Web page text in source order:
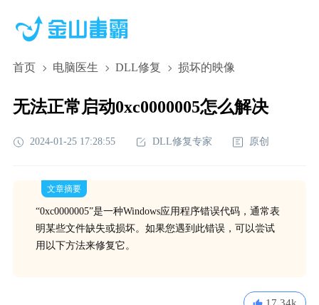
首页 电脑医生 DLL修复 损坏的映像
无法正常启动0xc0000005怎么解决
2024-01-25 17:28:55 DLL修复专家 原创
文章摘要
“0xc0000005”是一种Windows应用程序错误代码，通常表
明某些文件缺失或损坏。如果您遇到此错误，可以尝试
用以下方法来修复它。